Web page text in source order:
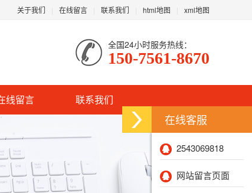
关于我们 在线留言 联系我们 html地图 xml地图
全国24小时服务热线：
150-7561-8670
线留言 联系我们
在线客服
2543069818
网站留言页面